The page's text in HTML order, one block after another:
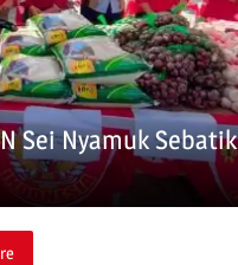
Sei Nyamuk Sebatik